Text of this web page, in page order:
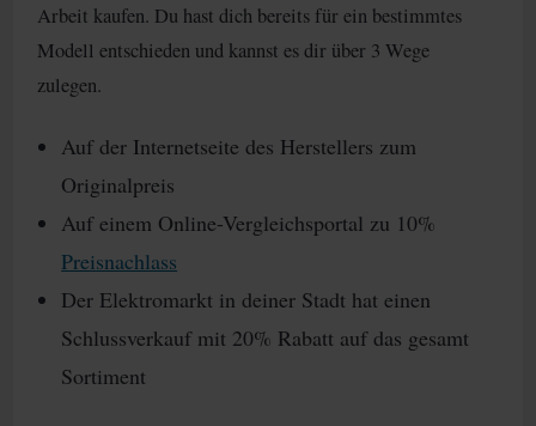
Arbeit kaufen. Du hast dich bereits für ein bestimmtes
Modell entschieden und kannst es dir über 3 Wege
zulegen.
Auf der Internetseite des Herstellers zum
Originalpreis
Auf einem Online-Vergleichsportal zu 10%
Preisnachlass
Der Elektromarkt in deiner Stadt hat einen
Schlussverkauf mit 20% Rabatt auf das gesamt
Sortiment